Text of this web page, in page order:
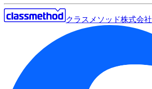
クラスメソッド株式会社